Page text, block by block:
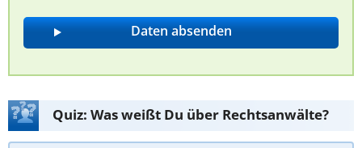
Quiz: Was weißt Du über Rechtsanwälte?